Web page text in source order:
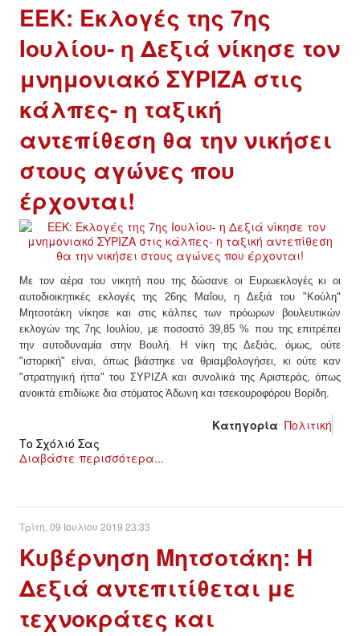
ΑΝΑΚΟΙΝΏΣΕΙΣ
ΑΝΑΛΎΣΕΙΣ
ΚΙΝΉΜΑΤΑ
ΚΙΝΗΤΟΠΟΙΉΣΕΙΣ
ΑΝΑΚΟΙΝΏΣΕΙΣ
ΝΕΟΛΑΊΑ
ΑΝΤΙΦΑΣΙΣΤΙΚΌ
ΑΝΤΙΡΑΤΣΙΣΤΙΚΌ
ΓΥΝΑΙΚΕΊΟ
ΚΙΝΉΜΑΤΑ ΠΌΛΗΣ
ΙΣΤΟΡΊΑ / ΘΕΩΡΊΑ
EΕΚ: Εκλογές της 7ης
Ιουλίου- η Δεξιά νίκησε τον
μνημονιακό ΣΥΡΙΖΑ στις
κάλπες- η ταξική
αντεπίθεση θα την νικήσει
στους αγώνες που
έρχονται!
Με τον αέρα του νικητή που της δώσανε οι Ευρωεκλογές κι οι
αυτοδιοικητικές εκλογές της 26ης Μαΐου, η Δεξιά του "Κούλη"
Μητσοτάκη νίκησε και στις κάλπες των πρόωρων βουλευτικών
εκλογών της 7ης Iουλίου, με ποσοστό 39,85 % που της επιτρέπει
την αυτοδυναμία στην Βουλή. Η νίκη της Δεξιάς, όμως, ούτε
"ιστορική" είναι, όπως βιάστηκε να θριαμβολογήσει, κι ούτε καν
"στρατηγική ήττα" του ΣΥΡΙΖΑ και συνολικά της Αριστεράς, όπως
ανοικτά επιδίωκε δια στόματος Άδωνη και τσεκουροφόρου Βορίδη.
Κατηγορία Πολιτική
Το Σχόλιό Σας
Διαβάστε περισσότερα...
Τρίτη, 09 Ιουλίου 2019 23:33
Κυβέρνηση Μητσοτάκη: Η
Δεξιά αντεπιτίθεται με
τεχνοκράτες και